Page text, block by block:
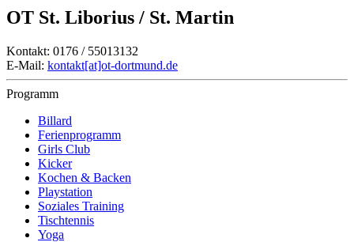
OT St. Liborius / St. Martin
Kontakt: 0176 / 55013132
E-Mail: kontakt[at]ot-dortmund.de
Programm
Billard
Ferienprogramm
Girls Club
Kicker
Kochen & Backen
Playstation
Soziales Training
Tischtennis
Yoga